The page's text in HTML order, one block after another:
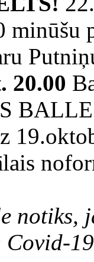
minūšu
20.00
BALLE
notiks,